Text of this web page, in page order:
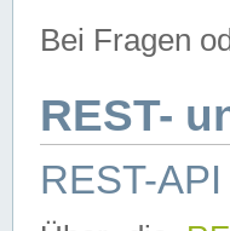
Bei Fragen
REST-
REST-API